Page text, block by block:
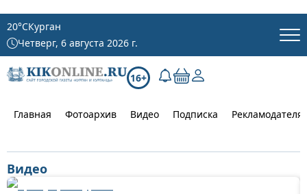
20°CКурган
Четверг, 6 августа 2026 г.
16+
Главная Фотоархив Видео Подписка
Видео